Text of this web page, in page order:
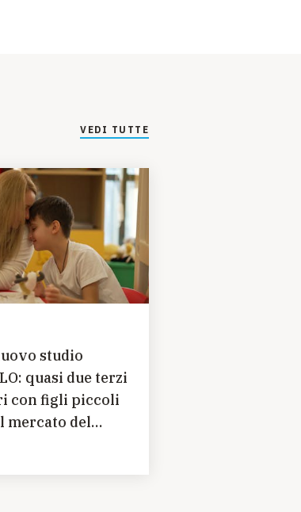
VEDI TUTTE
studio
quasi due terzi
con figli piccoli
mercato del